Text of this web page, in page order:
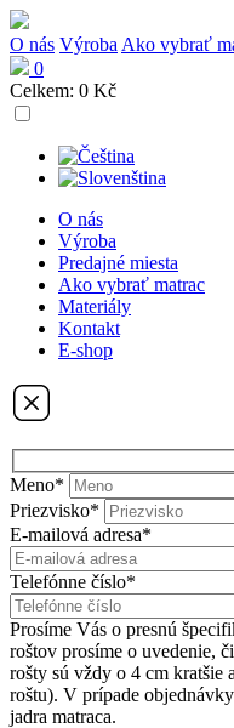
O nás Výroba Ako vybrať
0
Celkem: 0 Kč
O nás
Výroba
Predajné miesta
Ako vybrať matrac
Materiály
Kontakt
E-shop
Meno*
Priezvisko*
E-mailová adresa*
Telefónne číslo*
Prosíme Vás o presnú
roštov prosíme o uvedenie,
rošty sú vždy o 4 cm kratšie
roštu). V prípade
jadra matraca.